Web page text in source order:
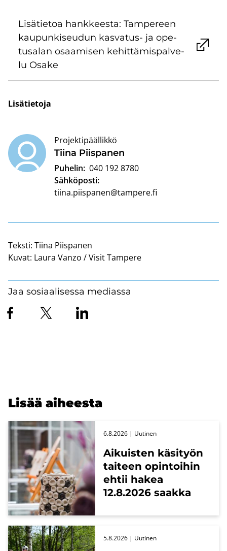
Li­sä­tie­toa hank­kees­ta: Tam­pe­reen
kau­pun­ki­seu­dun kasvatus-​ ja ope­
tusa­lan osaa­mi­sen ke­hit­tä­mis­pal­ve­
lu Osake
Li­sä­tie­to­ja
Tiina Piis­pa­nen
Projektipäällikkö
Puhelin: 040 192 8780
Sähköposti:
tiina.piispanen@tampere.fi
Teksti: Tiina Piispanen
Kuvat: Laura Vanzo / Visit Tampere
Jaa sosiaalisessa mediassa
Lisää ai­hees­ta
Ai­kuis­ten kä­si­työn
tai­teen opin­toi­hin
ehtii hakea
12.8.2026 saak­ka
6.8.2026 | Uu­ti­nen
5.8.2026 | Uu­ti­nen